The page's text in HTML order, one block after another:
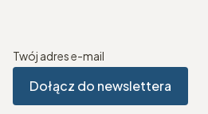
Twój adres e-mail
Dołącz do newslettera